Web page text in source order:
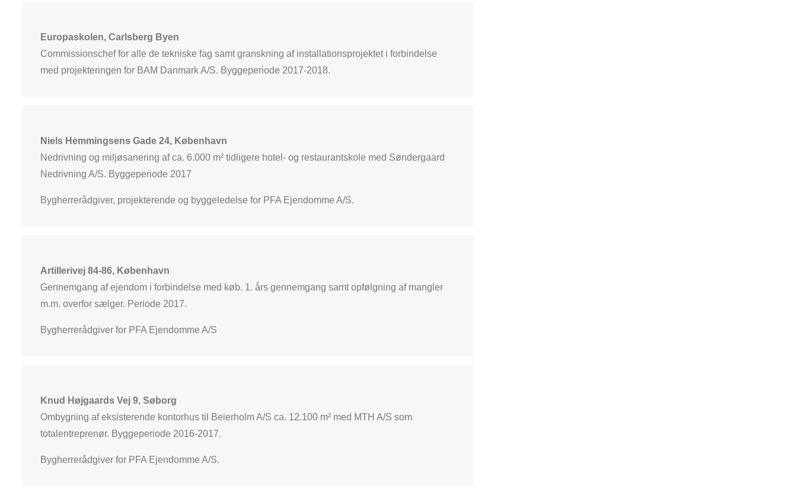
Europaskolen, Carlsberg Byen
Commissionschef for alle de tekniske fag samt granskning af installationsprojektet i forbindelse
med projekteringen for BAM Danmark A/S. Byggeperiode 2017-2018.
Niels Hemmingsens Gade 24, København
Nedrivning og miljøsanering af ca. 6.000 m² tidligere hotel- og restaurantskole med Søndergaard
Nedrivning A/S. Byggeperiode 2017
Bygherrerådgiver, projekterende og byggeledelse for PFA Ejendomme A/S.
Artillerivej 84-86, København
Gennemgang af ejendom i forbindelse med køb. 1. års gennemgang samt opfølgning af mangler
m.m. overfor sælger. Periode 2017.
Bygherrerådgiver for PFA Ejendomme A/S
Knud Højgaards Vej 9, Søborg
Ombygning af eksisterende kontorhus til Beierholm A/S ca. 12.100 m² med MTH A/S som
totalentreprenør. Byggeperiode 2016-2017.
Bygherrerådgiver for PFA Ejendomme A/S.